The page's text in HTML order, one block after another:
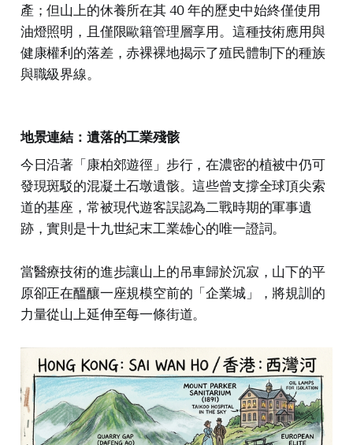
產；但山上的休養所在其 40 年的歷史中始終僅使用
油燈照明，且僅限歐籍管理層享用。這種技術應用與
健康權利的落差，赤裸裸地揭示了殖民體制下的種族
與職級界線。
地景連結：遺落的工業殘骸
今日沿著「康柏郊遊徑」步行，在濃密的植被中仍可
發現斑駁的混凝土石墩遺骸。這些曾支撐全球頂尖索
道的基座，常被現代遊客誤認為二戰時期的軍事遺
跡，實則是十九世紀末工業雄心的唯一證詞。
當醫療技術的進步讓山上的吊車歸於沉寂，山下的平
原卻正在醞釀一座規模空前的「企業城」，將規訓的
力量從山上延伸至每一條街道。